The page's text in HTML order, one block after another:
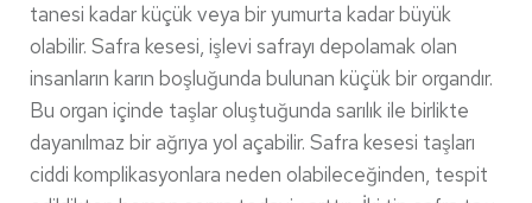
tanesi kadar küçük veya bir yumurta kadar büyük
olabilir. Safra kesesi, işlevi safrayı depolamak olan
insanların karın boşluğunda bulunan küçük bir organdır.
Bu organ içinde taşlar oluştuğunda sarılık ile birlikte
dayanılmaz bir ağrıya yol açabilir. Safra kesesi taşları
ciddi komplikasyonlara neden olabileceğinden, tespit